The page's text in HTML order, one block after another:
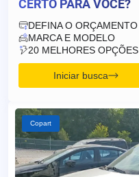
CERTO PARA VOCÊ?
DEFINA O ORÇAMENTO
MARCA E MODELO
20 MELHORES OPÇÕES
Iniciar busca
Copart